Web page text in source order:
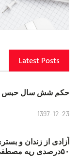
Latest Posts
حکم شش سال حبس
1397-12-23
آزادی از زندان و
۵۰درصدی ریه مصطفی دانشجو